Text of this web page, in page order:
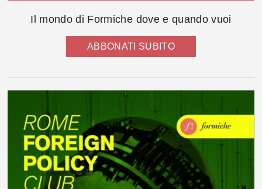
Il mondo di Formiche dove e quando vuoi
ABBONATI SUBITO